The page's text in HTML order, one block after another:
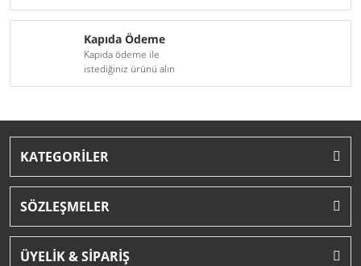
Kapıda Ödeme
Kapıda ödeme ile
istediğiniz ürünü alın
KATEGORİLER
SÖZLEŞMELER
ÜYELİK & SİPARİŞ